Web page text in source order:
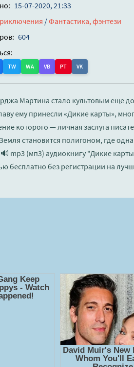
15-07-2020, 21:33
/Фантастика, фэнтези
604
TW WA VB PT VK
Мартина стало культовым еще
ему принесли «Дикие карты»,
которого — личная заслуга
становится полигоном, где
mp3 (мп3) аудиокнигу "Дикие
бесплатно без регистрации на